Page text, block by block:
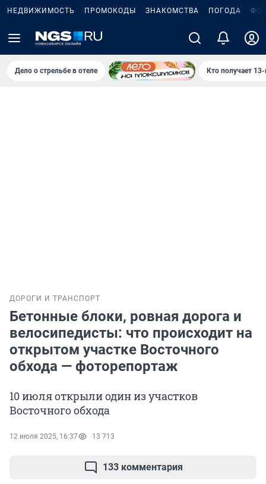
НЕДВИЖИМОСТЬ ПРОМОКОДЫ ЗНАКОМСТВА ПОГОДА
Дело о стрельбе в отеле Кто получает
ДОРОГИ И ТРАНСПОРТ
Бетонные блоки, ровная дорога и
велосипедисты: что происходит на
открытом участке Восточного
обхода — фоторепортаж
10 июля открыли один из участков
Восточного обхода
12 июля 2025, 16:37 13 713
133 комментария